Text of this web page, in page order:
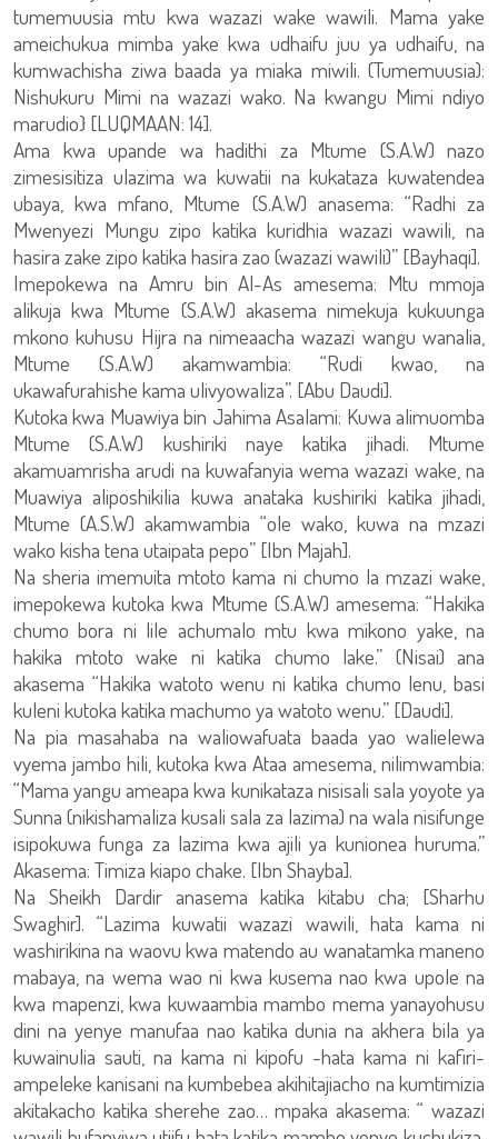
tumemuusia mtu kwa wazazi wake wawili. Mama yake
ameichukua mimba yake kwa udhaifu juu ya udhaifu, na
kumwachisha ziwa baada ya miaka miwili. (Tumemuusia):
Nishukuru Mimi na wazazi wako. Na kwangu Mimi ndiyo
marudio} [LUQMAAN: 14].
Ama kwa upande wa hadithi za Mtume (S.A.W) nazo
zimesisitiza ulazima wa kuwatii na kukataza kuwatendea
ubaya, kwa mfano, Mtume (S.A.W) anasema: “Radhi za
Mwenyezi Mungu zipo katika kuridhia wazazi wawili, na
hasira zake zipo katika hasira zao (wazazi wawili)” [Bayhaqi].
Imepokewa na Amru bin Al-As amesema: Mtu mmoja
alikuja kwa Mtume (S.A.W) akasema nimekuja kukuunga
mkono kuhusu Hijra na nimeaacha wazazi wangu wanalia,
Mtume (S.A.W) akamwambia: “Rudi kwao, na
ukawafurahishe kama ulivyowaliza”. [Abu Daudi].
Kutoka kwa Muawiya bin Jahima Asalami: Kuwa alimuomba
Mtume (S.A.W) kushiriki naye katika jihadi. Mtume
akamuamrisha arudi na kuwafanyia wema wazazi wake, na
Muawiya aliposhikilia kuwa anataka kushiriki katika jihadi,
Mtume (A.S.W) akamwambia “ole wako, kuwa na mzazi
wako kisha tena utaipata pepo” [Ibn Majah].
Na sheria imemuita mtoto kama ni chumo la mzazi wake,
imepokewa kutoka kwa Mtume (S.A.W) amesema: “Hakika
chumo bora ni lile achumalo mtu kwa mikono yake, na
hakika mtoto wake ni katika chumo lake.” (Nisai) ana
akasema “Hakika watoto wenu ni katika chumo lenu, basi
kuleni kutoka katika machumo ya watoto wenu.” [Daudi].
Na pia masahaba na waliowafuata baada yao walielewa
vyema jambo hili, kutoka kwa Ataa amesema, nilimwambia:
“Mama yangu ameapa kwa kunikataza nisisali sala yoyote ya
Sunna (nikishamaliza kusali sala za lazima) na wala nisifunge
isipokuwa funga za lazima kwa ajili ya kunionea huruma.”
Akasema: Timiza kiapo chake. [Ibn Shayba].
Na Sheikh Dardir anasema katika kitabu cha; [Sharhu
Swaghir]. “Lazima kuwatii wazazi wawili, hata kama ni
washirikina na waovu kwa matendo au wanatamka maneno
mabaya, na wema wao ni kwa kusema nao kwa upole na
kwa mapenzi, kwa kuwaambia mambo mema yanayohusu
dini na yenye manufaa nao katika dunia na akhera bila ya
kuwainulia sauti, na kama ni kipofu -hata kama ni kafiri-
ampeleke kanisani na kumbebea akihitajiacho na kumtimizia
akitakacho katika sherehe zao… mpaka akasema: “ wazazi